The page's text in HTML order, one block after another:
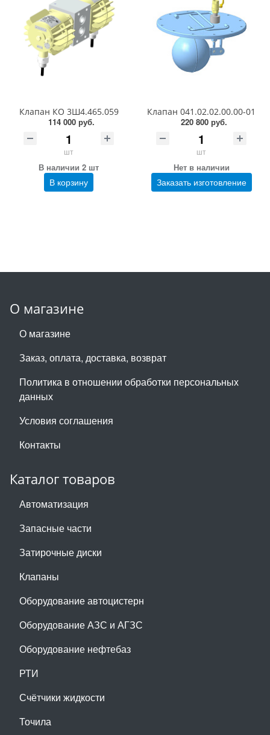
Клапан КО 3Ш4.465.059
114 000 руб.
шт
В наличии 2 шт
В корзину
Клапан 041.02.02.00.00-01
220 800 руб.
шт
Нет в наличии
Заказать изготовление
О магазине
О магазине
Заказ, оплата, доставка, возврат
Политика в отношении обработки персональных
данных
Условия соглашения
Контакты
Каталог товаров
Автоматизация
Запасные части
Затирочные диски
Клапаны
Оборудование автоцистерн
Оборудование АЗС и АГЗС
Оборудование нефтебаз
РТИ
Счётчики жидкости
Точила